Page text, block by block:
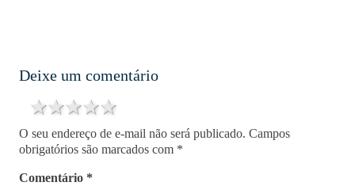
Deixe um comentário
4 stars
3 stars
2 stars
1 star
O seu endereço de e-mail não será publicado. Campos
obrigatórios são marcados com *
Comentário *